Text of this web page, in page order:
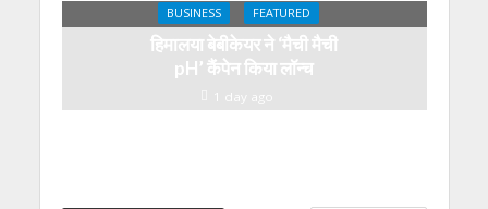
BUSINESS FEATURED
हिमालया बेबीकेयर ने ‘मैची मैची
pH’ कैंपेन किया लॉन्च
1 day ago